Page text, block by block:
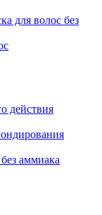
для волос без
действия
аммиака